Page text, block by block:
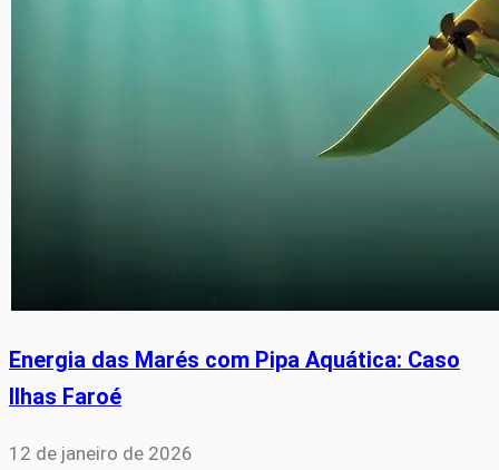
Energia das Marés com Pipa Aquática: Caso
Ilhas Faroé
12 de janeiro de 2026